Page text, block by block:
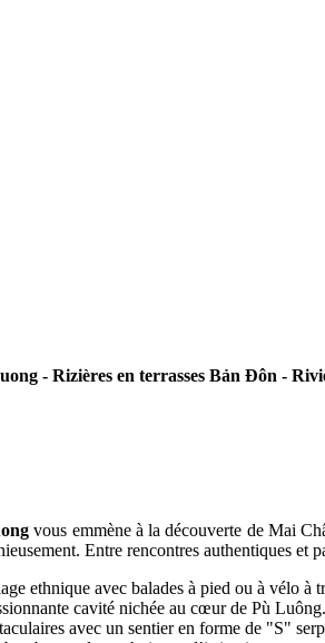
- Rizières en terrasses Bản Đôn -
vous emmène à la découverte de Mai
Entre rencontres authentiques et
ethnique avec balades à pied ou à vélo à
cavité nichée au cœur de Pù Luông.
avec un sentier en forme de "S"